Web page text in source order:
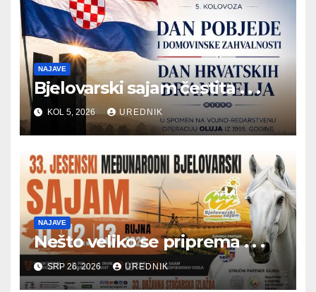
NAJAVE
Bjelovarski sajam čestita . . .
KOL 5, 2026 UREDNIK
NAJAVE
Nešto veliko se priprema . . .
SRP 26, 2026 UREDNIK